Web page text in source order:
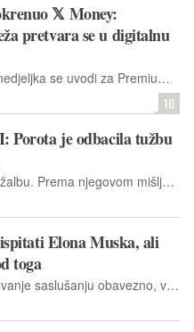
𝕏 Money:
pretvara se u digitalnu
𝕏 Money od ponedjeljka se uvodi za Premium i Premium+ pretplatnike u Sjedinjenim Američkim Državama.
10
Porota je odbacila tužbu
Musk je najavio žalbu. Prema njegovom mišljenju, nije upitno jesu li se Altman i Brockman doista obogatili krađom dobrotvorne organizacije, već kad su to učinili.
Elona Muska, ali
toga
Iako je prisustvovanje saslušanju obavezno, vlasti u ovoj fazi ne mogu prisiliti Muska na pojavljivanje. U srpnju prošle godine Musk je porekao optužbe i nazvao ih politički motiviranim.